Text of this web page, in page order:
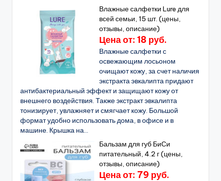
Влажные салфетки Lure для
всей семьи, 15 шт. (цены,
отзывы, описание)
Цена от: 18 руб.
Влажные салфетки с
освежающим лосьоном
очищают кожу, за счет наличия
экстракта эвкалипта придают
антибактериальный эффект и защищают кожу от
внешнего воздействия. Также экстракт эвкалипта
тонизирует, увлажняет и смягчает кожу. Большой
формат удобно использовать дома, в офисе и в
машине. Крышка на...
Бальзам для губ БиСи
питательный, 4.2 г (цены,
отзывы, описание)
Цена от: 79 руб.